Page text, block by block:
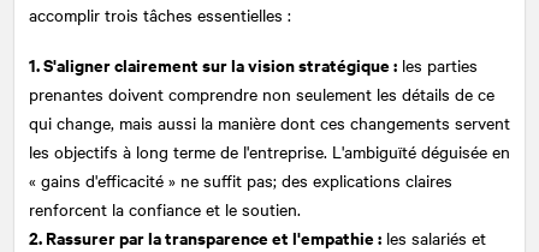
accomplir trois tâches essentielles :
1. S'aligner clairement sur la vision stratégique : les parties
prenantes doivent comprendre non seulement les détails de ce
qui change, mais aussi la manière dont ces changements servent
les objectifs à long terme de l'entreprise. L'ambiguïté déguisée en
« gains d'efficacité » ne suffit pas; des explications claires
renforcent la confiance et le soutien.
2. Rassurer par la transparence et l'empathie : les salariés et